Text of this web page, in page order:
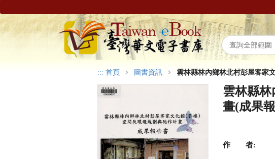
::: 首頁 圖書資訊 雲林縣林內鄉林北村彭屋客家
雲林縣
畫(成果
作 者: